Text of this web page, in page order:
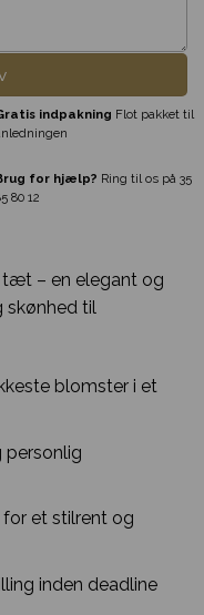
tæt – en elegant og
skønhed til
blomster i et
et stilrent og
inden deadline
anledningen
85 80 12